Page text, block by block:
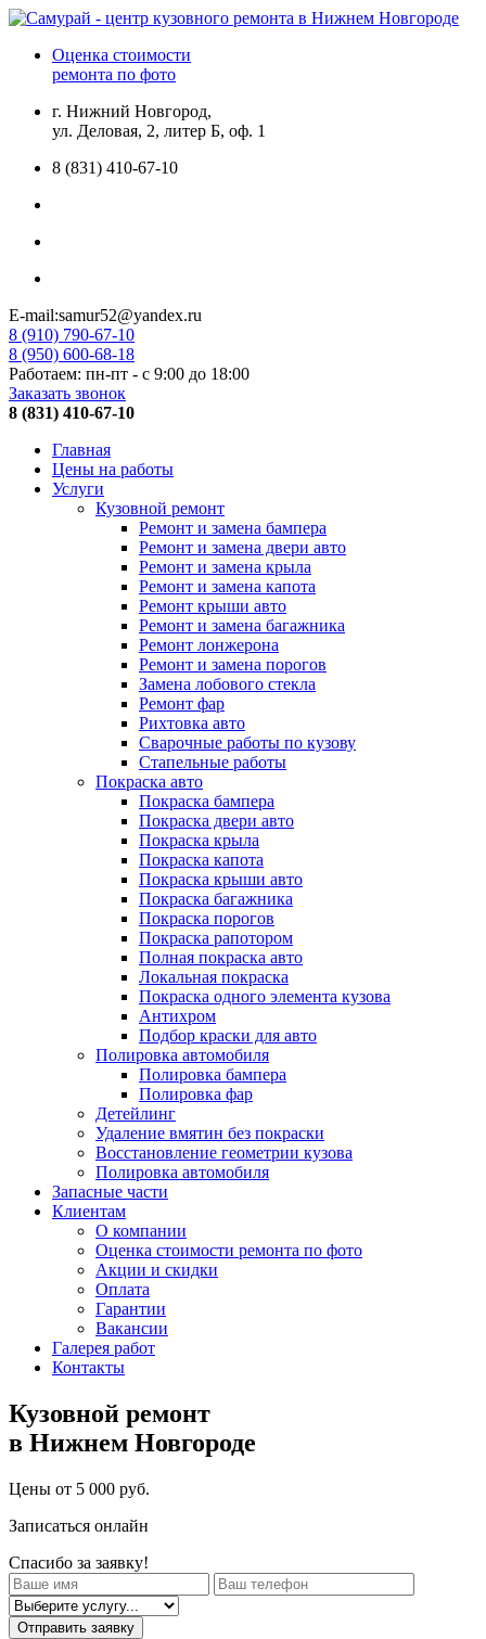
Оценка стоимости
ремонта по фото
г. Нижний Новгород,
ул. Деловая, 2, литер Б, оф. 1
8 (831) 410-67-10
E-mail:samur52@yandex.ru
8 (910) 790-67-10
8 (950) 600-68-18
Работаем: пн-пт - с 9:00 до 18:00
Заказать звонок
8 (831) 410-67-10
Главная
Цены на работы
Услуги
Кузовной ремонт
Ремонт и замена бампера
Ремонт и замена двери авто
Ремонт и замена крыла
Ремонт и замена капота
Ремонт крыши авто
Ремонт и замена багажника
Ремонт лонжерона
Ремонт и замена порогов
Замена лобового стекла
Ремонт фар
Рихтовка авто
Сварочные работы по кузову
Стапельные работы
Покраска авто
Покраска бампера
Покраска двери авто
Покраска крыла
Покраска капота
Покраска крыши авто
Покраска багажника
Покраска порогов
Покраска рапотором
Полная покраска авто
Локальная покраска
Покраска одного элемента кузова
Антихром
Подбор краски для авто
Полировка автомобиля
Полировка бампера
Полировка фар
Детейлинг
Удаление вмятин без покраски
Восстановление геометрии кузова
Полировка автомобиля
Запасные части
Клиентам
О компании
Оценка стоимости ремонта по фото
Акции и скидки
Оплата
Гарантии
Вакансии
Галерея работ
Контакты
Кузовной ремонт
в Нижнем Новгороде
Цены от 5 000 руб.
Записаться онлайн
Спасибо за заявку!
Отправить заявку